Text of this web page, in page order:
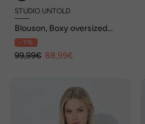
STUDIO UNTOLD
Blouson, Boxy oversized
Shape, Lederoptik
- 11%
99,99€ 88,99€